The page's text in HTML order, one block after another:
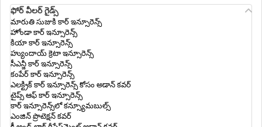
ఎలక్ట్రిక్ బైక్ ఇన్సూరెన్స్
టూ వీలర్ బీమా లో కన్సూమబుల్స్ కవర్ అంటే
ఫోర్ వీలర్ గైడ్స్
మారుతి సుజుకి కార్ ఇన్సూరెన్స్
హోండా కార్ ఇన్సూరెన్స్
కియా కార్ ఇన్సూరెన్స్
హ్యుందాయ్ క్రెటా ఇన్సూరెన్స్
సీఎన్జీ కార్ ఇన్సూరెన్స్
కంపేర్ కార్ ఇన్సూరెన్స్
ఎలక్ట్రిక్ కార్ ఇన్సూరెన్స్ కోసం అడాన్ కవర్
టైప్స్ ఆఫ్ కార్ ఇన్సూరెన్స్
కార్ ఇన్సూరెన్స్‌లో కన్స్యూమబుల్స్
ఎంజిన్ ప్రొటెక్షన్ కవర్